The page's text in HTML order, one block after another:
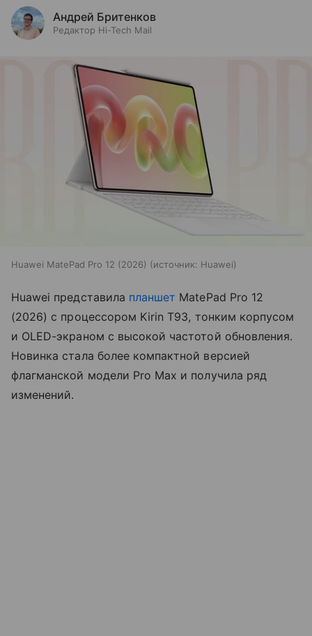
Андрей Бритенков
Редактор Hi-Tech Mail
Huawei MatePad Pro 12 (2026) источник: Huawei
Huawei представила планшет MatePad Pro 12
(2026) с процессором Kirin T93, тонким корпусом
и OLED-экраном с высокой частотой обновления.
Новинка стала более компактной версией
флагманской модели Pro Max и получила ряд
изменений.